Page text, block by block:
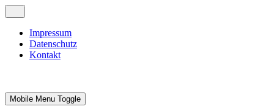
Impressum
Datenschutz
Kontakt
Mobile Menu Toggle